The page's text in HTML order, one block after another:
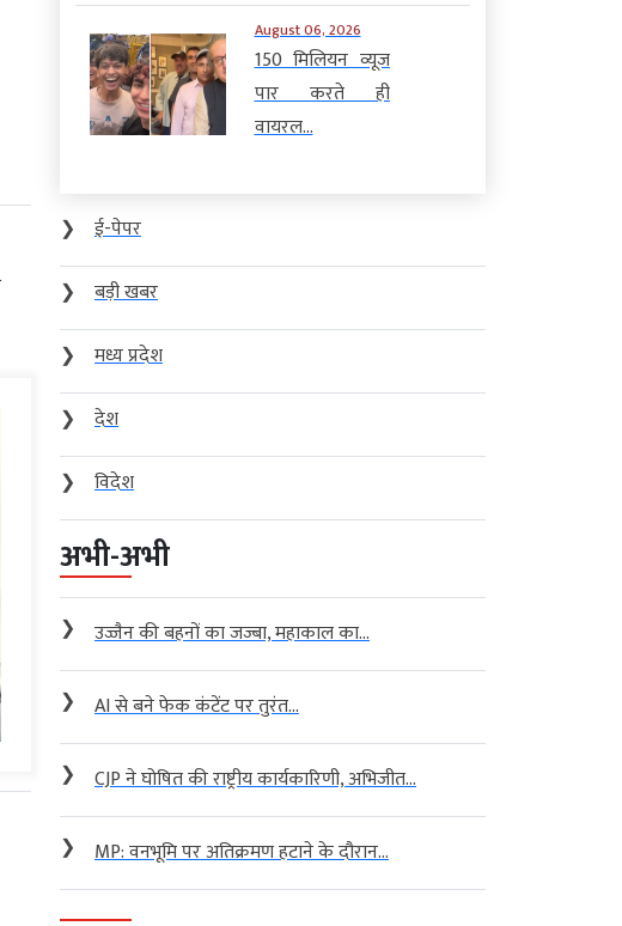
August 06, 2026
150 मिलियन व्यूज
पार करते ही
वायरल...
❯
ई-पेपर
❯
बड़ी खबर
❯
मध्य प्रदेश
❯
देश
❯
विदेश
अभी-अभी
❯ उज्जैन की बहनों का जज्बा, महाकाल का...
❯ AI से बने फेक कंटेंट पर तुरंत...
❯ CJP ने घोषित की राष्ट्रीय कार्यकारिणी, अभिजीत...
❯ MP: वनभूमि पर अतिक्रमण हटाने के दौरान...